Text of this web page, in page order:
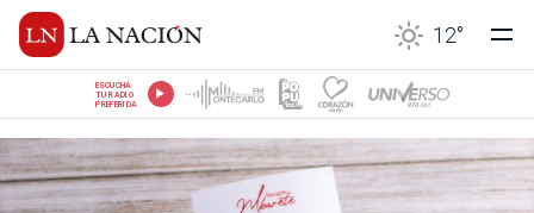
12°
ESCUCHÁ
TU RADIO
PREFERIDA